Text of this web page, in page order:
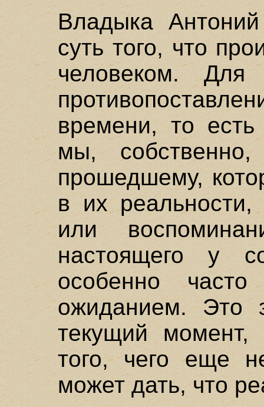
Владыка
суть того, что
человеком. Для
времени, то
мы,
прошедшему,
в их
или
настоящего у
особенно
ожиданием. Это
текущий
того, чего еще
может дать, что